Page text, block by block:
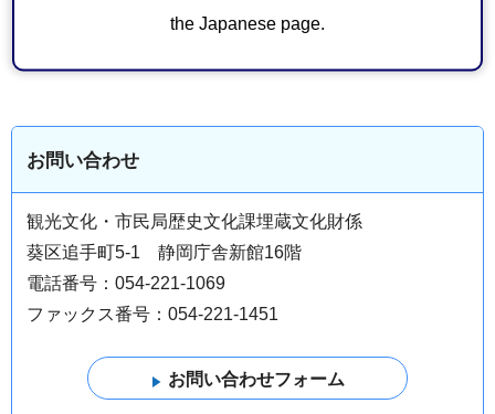
the Japanese page.
頼）（ワード：32KB）
お問い合わせ
観光文化・市民局歴史文化課埋蔵文化財係
葵区追手町5-1 静岡庁舎新館16階
電話番号：054-221-1069
ファックス番号：054-221-1451